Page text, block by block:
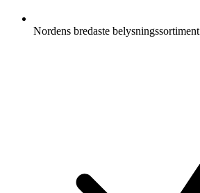
Nordens bredaste belysningssortiment